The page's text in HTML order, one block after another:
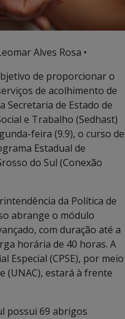
Alves Rosa •
de proporcionar o
de acolhimento de
Secretaria de Estado de
e Trabalho (Sedhast)
feira (9.9), o curso de
Estadual de
do Sul (Conexão
da Política de
abrange o módulo
com duração até a
horária de 40 horas. A
Especial (CPSE), por meio
(UNAC), estará à frente
possui 69 abrigos